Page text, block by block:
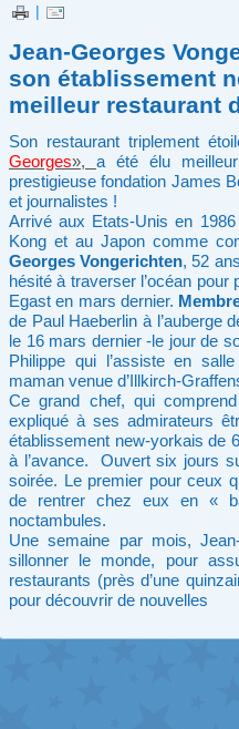
|
Jean-Georges
son établissement
meilleur restaurant
Son restaurant triplement
Georges», a été élu
prestigieuse fondation James
et journalistes !
Arrivé aux Etats-Unis en
Kong et au Japon comme
Georges Vongerichten, 52
hésité à traverser l’océan
Egast en mars dernier.
de Paul Haeberlin à l’auberge
le 16 mars dernier -le jour de
Philippe qui l’assiste en
maman venue d’Illkirch-
Ce grand chef, qui
expliqué à ses admirateurs
établissement new-yorkais de
à l’avance. Ouvert six jours
soirée. Le premier pour ceux
de rentrer chez eux en «
noctambules.
Une semaine par mois,
sillonner le monde, pour
restaurants (près d’une
pour découvrir de nouvelles